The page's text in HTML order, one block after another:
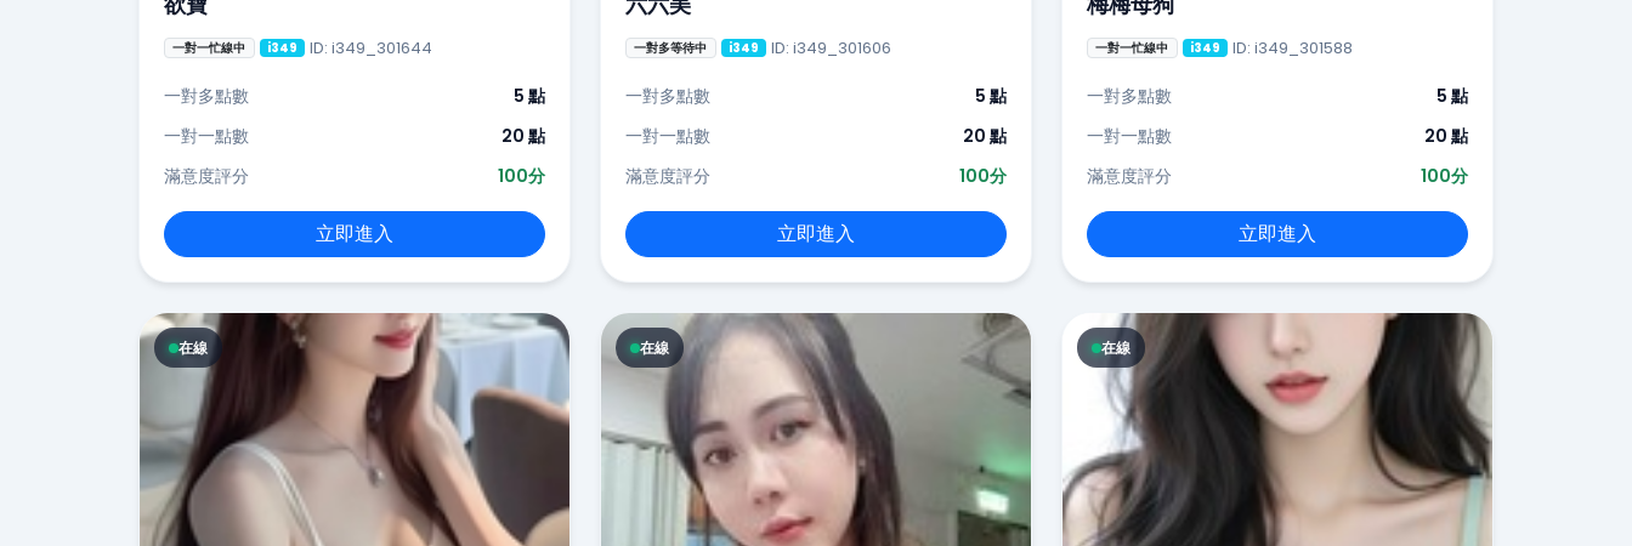
一對一忙線中 i349 ID: i349_301644
一對多點數
5 點
一對一點數
20 點
滿意度評分
100分
立即進入
一對多等待中 i349 ID: i349_301606
一對多點數
5 點
一對一點數
20 點
滿意度評分
100分
立即進入
一對一忙線中 i349 ID: i349_301588
一對多點數
5 點
一對一點數
20 點
滿意度評分
100分
立即進入
在線 在線 在線